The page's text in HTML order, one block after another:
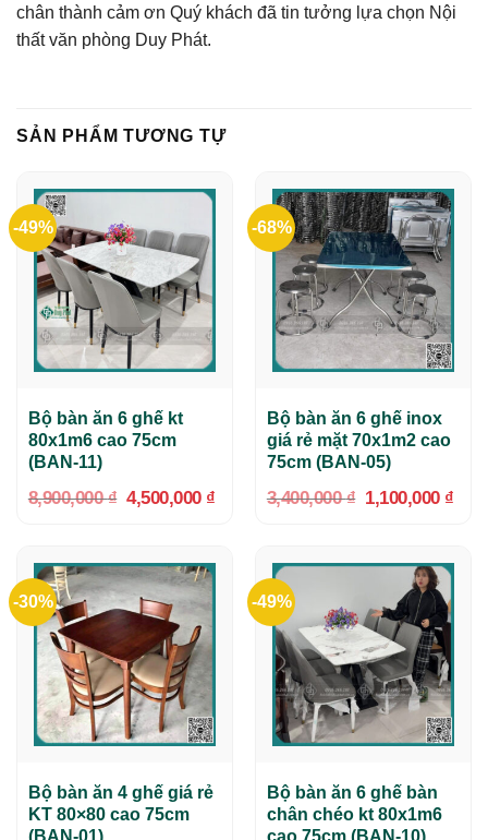
chân thành cảm ơn Quý khách đã tin tưởng lựa chọn Nội
thất văn phòng Duy Phát.
SẢN PHẨM TƯƠNG TỰ
-49%
Bộ bàn ăn 6 ghế kt
80x1m6 cao 75cm
(BAN-11)
8,900,000₫
Giá
gốc
4,500,000 ₫Giá
hiện
-68%
Bộ bàn ăn 6 ghế inox
giá rẻ mặt 70x1m2 cao
75cm (BAN-05)
3,400,000₫
Giá
gốc
1,100,000 ₫Giá
hiện
-30%
Bộ bàn ăn 4 ghế giá rẻ
KT 80×80 cao 75cm
(BAN-01)
-49%
Bộ bàn ăn 6 ghế bàn
chân chéo kt 80x1m6
cao 75cm (BAN-10)